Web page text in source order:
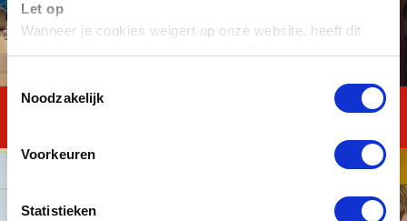
Let op
Wanneer je cookies weigert op onze website, heeft dit
invloed op het functioneren van YouTube-video's.
Noodzakelijk
Voorkeuren
Statistieken